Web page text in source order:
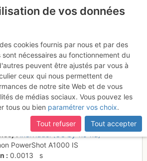
du gouter ds
individuel (CC by-nc-nd)
PowerShot A1000 IS
0.0013
s
de vos données
cookies fournis par nous et par des
nécessaires au fonctionnement du
peuvent être ajustés par vous à
ceux qui nous permettent de
de notre site Web et de vous
de médias sociaux. Vous pouvez les
tous ou bien paramétrer vos choix.
Tout refuser
Tout accepter